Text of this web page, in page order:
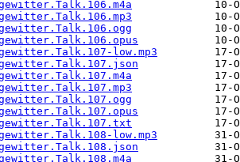
low.mp3
low.mp3